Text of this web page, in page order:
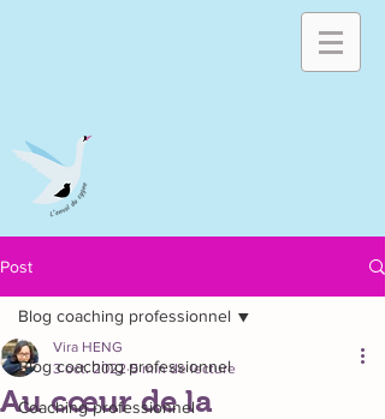
Post
Blog coaching professionnel
Coaching professionnel
Blog coaching professionnel
Au cœur de la
Vira HENG
3 oct. 2022 5 min de lecture